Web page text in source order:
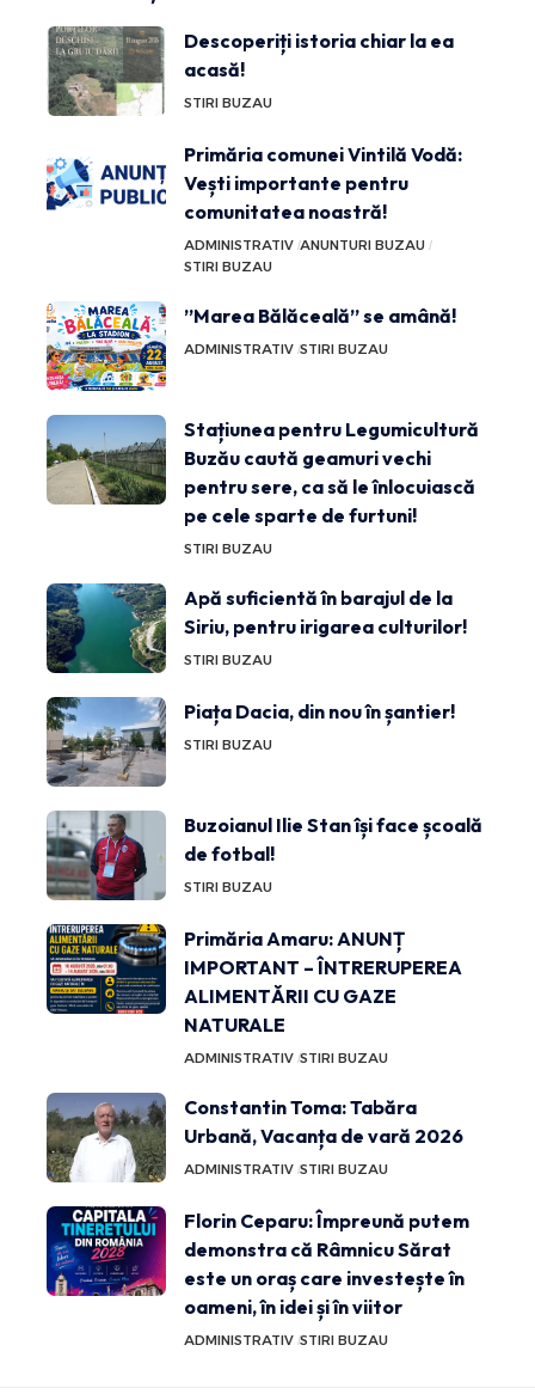
Descoperiți istoria chiar la ea
acasă!
STIRI BUZAU
Primăria comunei Vintilă Vodă:
Vești importante pentru
comunitatea noastră!
ADMINISTRATIV ANUNTURI BUZAU
STIRI BUZAU
”Marea Bălăceală” se amână!
ADMINISTRATIV STIRI BUZAU
Stațiunea pentru Legumicultură
Buzău caută geamuri vechi
pentru sere, ca să le înlocuiască
pe cele sparte de furtuni!
STIRI BUZAU
Apă suficientă în barajul de la
Siriu, pentru irigarea culturilor!
STIRI BUZAU
Piața Dacia, din nou în șantier!
STIRI BUZAU
Buzoianul Ilie Stan își face școală
de fotbal!
STIRI BUZAU
Primăria Amaru: ANUNȚ
IMPORTANT – ÎNTRERUPEREA
ALIMENTĂRII CU GAZE
NATURALE
ADMINISTRATIV STIRI BUZAU
Constantin Toma: Tabăra
Urbană, Vacanța de vară 2026
ADMINISTRATIV STIRI BUZAU
Florin Ceparu: Împreună putem
demonstra că Râmnicu Sărat
este un oraș care investește în
oameni, în idei și în viitor
ADMINISTRATIV STIRI BUZAU